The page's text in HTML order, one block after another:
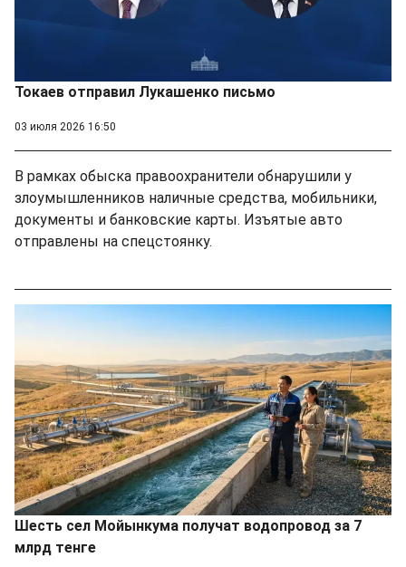
Токаев отправил Лукашенко письмо
03 июля 2026 16:50
В рамках обыска правоохранители обнарушили у
злоумышленников наличные средства, мобильники,
документы и банковские карты. Изъятые авто
отправлены на спецстоянку.
Шесть сел Мойынкума получат водопровод за 7
млрд тенге